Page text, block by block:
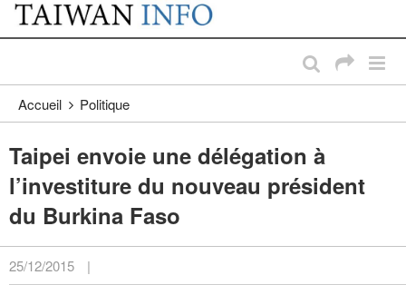
Passer au contenu principal
:::
Accueil Politique
Taipei envoie une délégation à
l’investiture du nouveau président
du Burkina Faso
25/12/2015 |